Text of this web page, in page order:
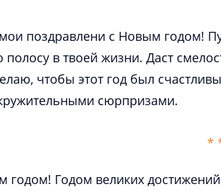
поздравлени с Новым годом!
полосу в твоей жизни. Даст
чтобы этот год был
годом! Годом великих